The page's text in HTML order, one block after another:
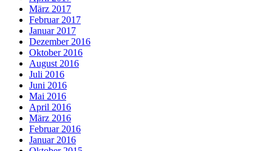
März 2017
Februar 2017
Januar 2017
Dezember 2016
Oktober 2016
August 2016
Juli 2016
Juni 2016
Mai 2016
April 2016
März 2016
Februar 2016
Januar 2016